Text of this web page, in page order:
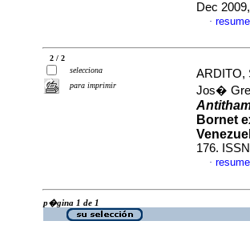
Dec
·
2 / 2
selecciona
para imprimir
ARDITO,
Jos�
Bornet
176.
·
p�gina 1 de 1